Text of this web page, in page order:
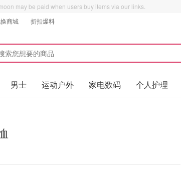
may be paid when users buy items via our links.
换商城 折扣爆料
男士 运动户外 家电数码 个人护理